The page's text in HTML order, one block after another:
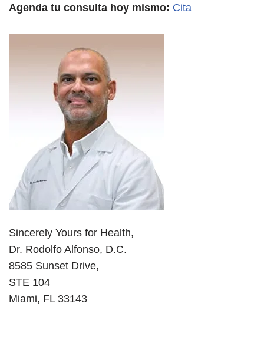
Agenda tu consulta hoy mismo: Cita
Sincerely Yours for Health,
Dr. Rodolfo Alfonso, D.C.
8585 Sunset Drive,
STE 104
Miami, FL 33143